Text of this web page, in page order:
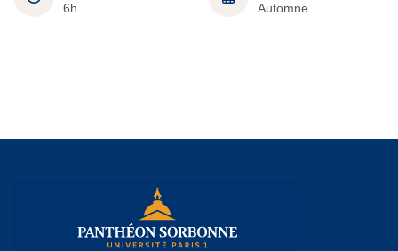
6h
Automne